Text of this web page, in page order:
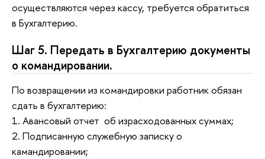
осуществляются через кассу, требуется обратиться
в Бухгалтерию.
Шаг 5. Передать в Бухгалтерию документы
о командировании.
По возвращении из командировки работник обязан
сдать в бухгалтерию:
1. Авансовый отчет об израсходованных суммах;
2. Подписанную служебную записку о
камандировании;